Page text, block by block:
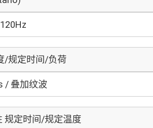
/规定时间/负荷
/ 叠加纹波
规定时间/规定温度